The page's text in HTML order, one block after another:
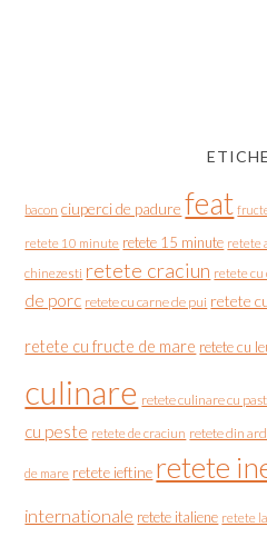
bacon ciuperci de padure feat
retete 10 minute retete 15 minute retete
chinezesti retete craciun retete cu
de porc retete cu carne de pui retete
retete cu fructe de mare retete cu
culinare retete culinare cu
cu peste retete de craciun retete din
de mare retete ieftine retete
internationale retete italiene retete